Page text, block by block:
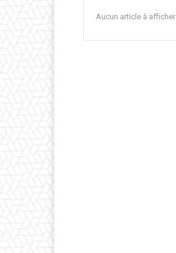
Aucun article à afficher